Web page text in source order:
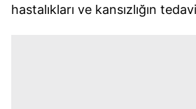
hastalıkları ve kansızlığın